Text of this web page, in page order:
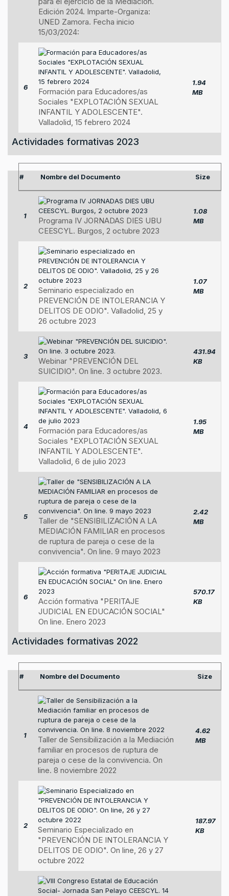
Edición 2024. Imparte-Organiza:
UNED Zamora. Fecha inicio
15/03/2024:
6
Formación para Educadores/as
Sociales "EXPLOTACIÓN SEXUAL
INFANTIL Y ADOLESCENTE".
Valladolid, 15 febrero 2024
1.94
MB
Actividades formativas 2023
# Nombre del Documento Size
1
Programa IV JORNADAS DIES UBU
CEESCYL. Burgos, 2 octubre 2023
1.08
MB
2
Seminario especializado en
PREVENCIÓN DE INTOLERANCIA Y
DELITOS DE ODIO". Valladolid, 25 y
26 octubre 2023
1.07
MB
3
Webinar "PREVENCIÓN DEL
SUICIDIO". On line. 3 octubre 2023.
431.94
KB
4
Formación para Educadores/as
Sociales "EXPLOTACIÓN SEXUAL
INFANTIL Y ADOLESCENTE".
Valladolid, 6 de julio 2023
1.95
MB
5
Taller de "SENSIBILIZACIÓN A LA
MEDIACIÓN FAMILIAR en procesos
de ruptura de pareja o cese de la
convivencia". On line. 9 mayo 2023
2.42
MB
6
Acción formativa "PERITAJE
JUDICIAL EN EDUCACIÓN SOCIAL"
On line. Enero 2023
570.17
KB
Actividades formativas 2022
# Nombre del Documento Size
1
Taller de Sensibilización a la Mediación
familiar en procesos de ruptura de
pareja o cese de la convivencia. On
line. 8 noviembre 2022
4.62
MB
2
Seminario Especializado en
"PREVENCIÓN DE INTOLERANCIA Y
DELITOS DE ODIO". On line, 26 y 27
octubre 2022
187.97
KB